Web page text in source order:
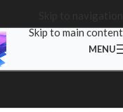
Skip to main content
MENU